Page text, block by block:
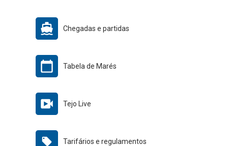
Chegadas e partidas
Tabela de Marés
Tejo Live
Tarifários e regulamentos